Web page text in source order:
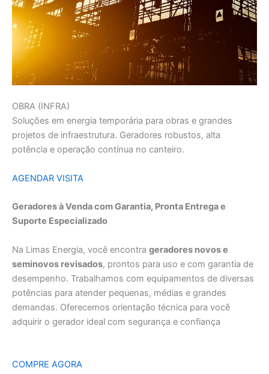
OBRA (INFRA)
Soluções em energia temporária para obras e grandes
projetos de infraestrutura. Geradores robustos, alta
potência e operação contínua no canteiro.
AGENDAR VISITA
Geradores à Venda com Garantia, Pronta Entrega e
Suporte Especializado
Na Limas Energia, você encontra geradores novos e
seminovos revisados, prontos para uso e com garantia de
desempenho. Trabalhamos com equipamentos de diversas
potências para atender pequenas, médias e grandes
demandas. Oferecemos orientação técnica para você
adquirir o gerador ideal com segurança e confiança
COMPRE AGORA